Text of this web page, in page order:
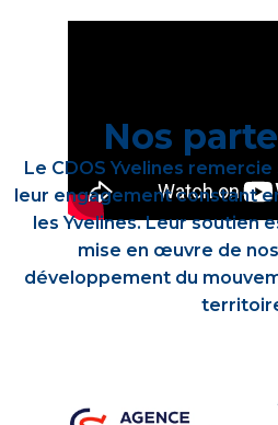
Nos
Le CDOS Yvelines
leur engagement constant
les Yvelines. Leur soutien
mise en œuvre de
développement du